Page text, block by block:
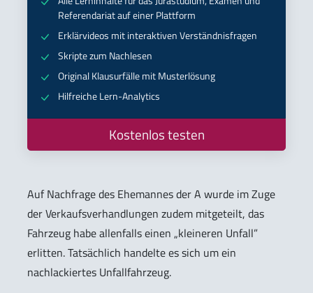
Referendariat auf einer Plattform
Erklärvideos mit interaktiven Verständnisfragen
Skripte zum Nachlesen
Original Klausurfälle mit Musterlösung
Hilfreiche Lern-Analytics
Kostenlos testen
Auf Nachfrage des Ehemannes der A wurde im Zuge
der Verkaufsverhandlungen zudem mitgeteilt, das
Fahrzeug habe allenfalls einen „kleineren Unfall”
erlitten. Tatsächlich handelte es sich um ein
nachlackiertes Unfallfahrzeug.